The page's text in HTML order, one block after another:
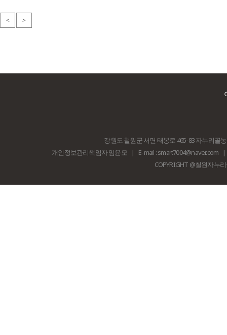
< >
강원도 철원군 서면 태봉로 465-83 자누리골
개인정보관리책임자 임윤모
| E-mail : smart7004@naver.com
|
COPYRIGHT @철원자누